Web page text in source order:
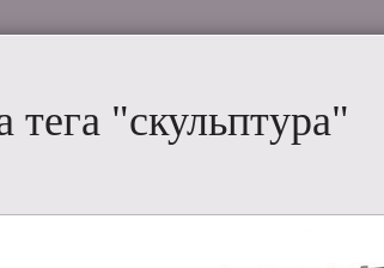
тега "скульптура"